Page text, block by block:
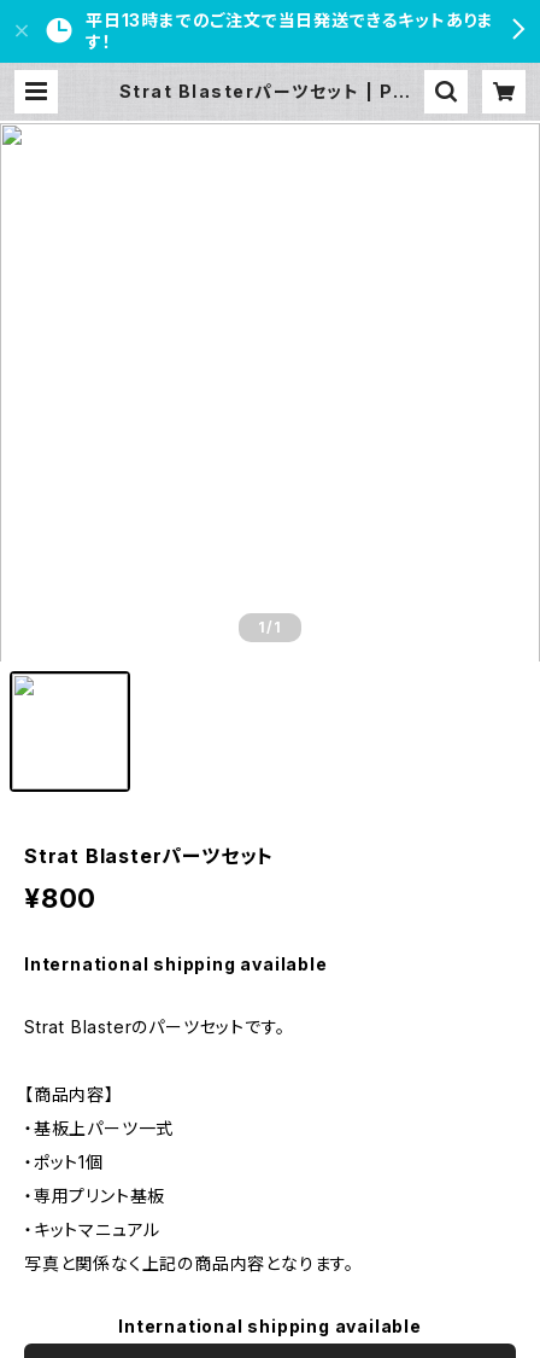
平日13時までのご注文で当日発送できるキットありま
す！
Strat Blasterパーツセット | PED
1 /1
Strat Blasterパーツセット
¥800
International shipping available
Strat Blasterのパーツセットです。
【商品内容】
・基板上パーツ一式
・ポット1個
・専用プリント基板
・キットマニュアル
写真と関係なく上記の商品内容となります。
International shipping available